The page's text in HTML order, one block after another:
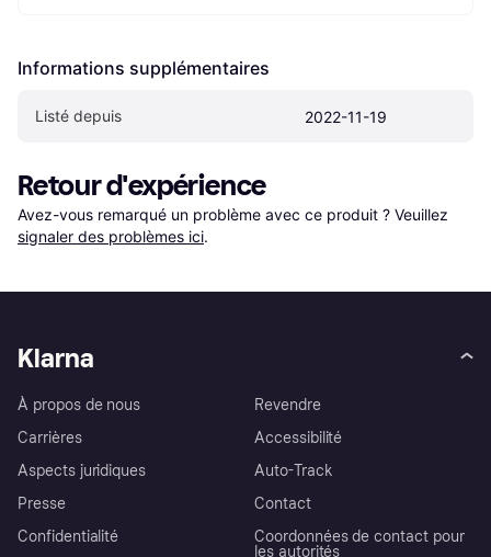
Informations supplémentaires
Listé depuis 2022-11-19
Retour d'expérience
Avez-vous remarqué un problème avec ce produit ? Veuillez
signaler des problèmes ici.
Klarna
À propos de nous
Carrières
Aspects juridiques
Presse
Confidentialité
Revendre
Accessibilité
Auto-Track
Contact
Coordonnées de contact pour
les autorités